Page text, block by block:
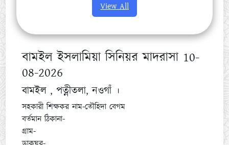
View All
বামইল ইসলামিয়া সিনিয়র মাদরাসা 10-
08-2026
বামইল , পত্নীতলা, নওগাঁ ।
সহকারী শিক্ষকর নাম-তৌহিদা বেগম
বর্তমান ঠিকানা-
গ্রাম-